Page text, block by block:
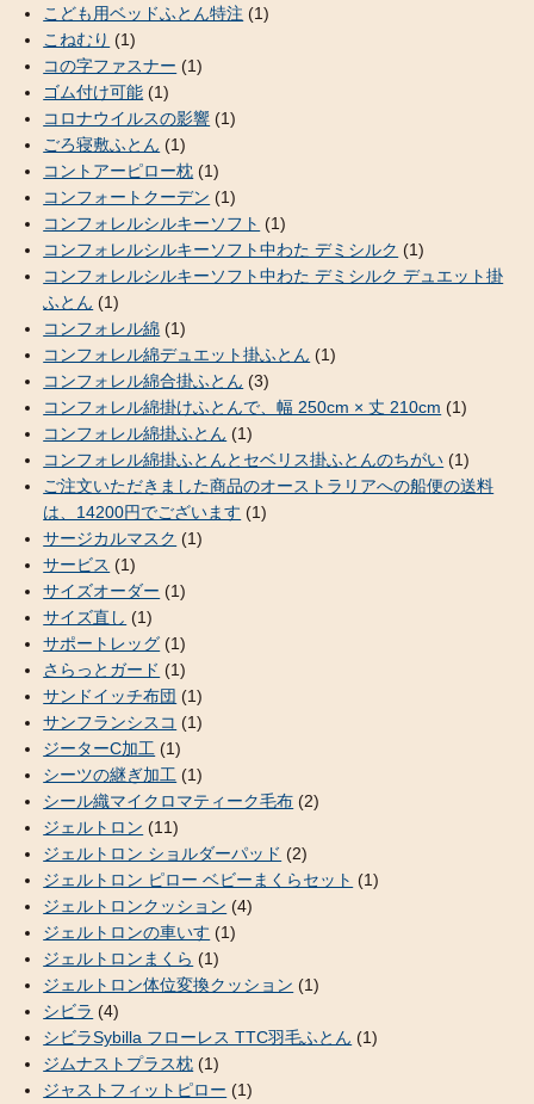
こども用ベッドふとん特注 (1)
こねむり (1)
コの字ファスナー (1)
ゴム付け可能 (1)
コロナウイルスの影響 (1)
ごろ寝敷ふとん (1)
コントアーピロー枕 (1)
コンフォートクーデン (1)
コンフォレルシルキーソフト (1)
コンフォレルシルキーソフト中わた デミシルク (1)
コンフォレルシルキーソフト中わた デミシルク デュエット掛
ふとん (1)
コンフォレル綿 (1)
コンフォレル綿デュエット掛ふとん (1)
コンフォレル綿合掛ふとん (3)
コンフォレル綿掛けふとんで、幅 250cm × 丈 210cm (1)
コンフォレル綿掛ふとん (1)
コンフォレル綿掛ふとんとセベリス掛ふとんのちがい (1)
ご注文いただきました商品のオーストラリアへの船便の送料
は、14200円でございます (1)
サージカルマスク (1)
サービス (1)
サイズオーダー (1)
サイズ直し (1)
サポートレッグ (1)
さらっとガード (1)
サンドイッチ布団 (1)
サンフランシスコ (1)
ジーターC加工 (1)
シーツの継ぎ加工 (1)
シール織マイクロマティーク毛布 (2)
ジェルトロン (11)
ジェルトロン ショルダーパッド (2)
ジェルトロン ピロー ベビーまくらセット (1)
ジェルトロンクッション (4)
ジェルトロンの車いす (1)
ジェルトロンまくら (1)
ジェルトロン体位変換クッション (1)
シビラ (4)
シビラSybilla フローレス TTC羽毛ふとん (1)
ジムナストプラス枕 (1)
ジャストフィットピロー (1)